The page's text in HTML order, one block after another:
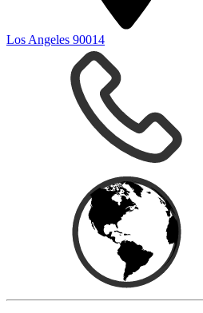
Los Angeles 90014